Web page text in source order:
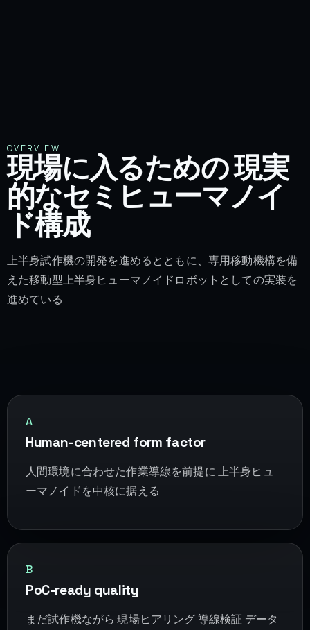
OVERVIEW
現場に入るための 現実
的なセミヒューマノイ
ド構成
上半身試作機の開発を進めるとともに、専用移動機構を備
えた移動型上半身ヒューマノイドロボットとしての実装を
進めている
A
Human-centered form factor
人間環境に合わせた作業導線を前提に 上半身ヒュ
ーマノイドを中核に据える
B
PoC-ready quality
まだ試作機ながら 現場ヒアリング 導線検証 データ